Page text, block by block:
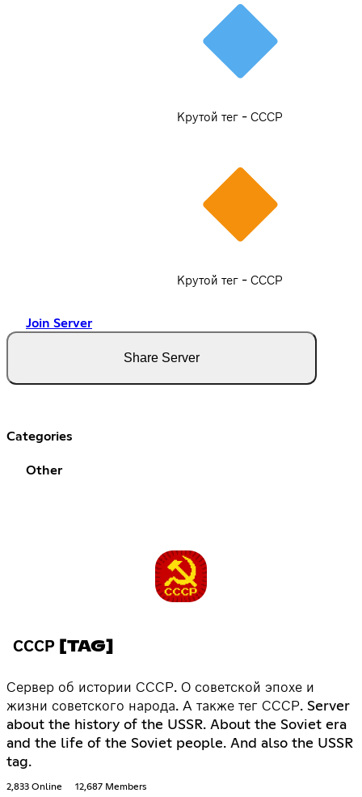
Крутой тег - СССР
Крутой тег - СССР
Join Server
Share Server
Categories
Other
СССР [TAG]
Сервер об истории СССР. О советской эпохе и
жизни советского народа. А также тег СССР. Server
about the history of the USSR. About the Soviet era
and the life of the Soviet people. And also the USSR
tag.
2,833 Online 12,687 Members